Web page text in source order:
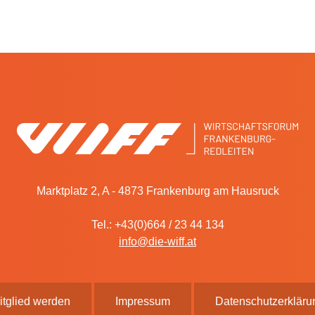
Marktplatz 2, A - 4873 Frankenburg am Hausruck
Tel.: +43(0)664 / 23 44 134
info@die-wiff.at
werden Impressum